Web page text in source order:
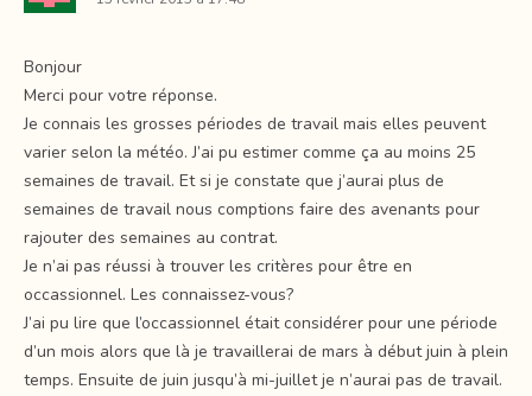
Bonjour
Merci pour votre réponse.
Je connais les grosses périodes de travail mais elles peuvent
varier selon la météo. J’ai pu estimer comme ça au moins 25
semaines de travail. Et si je constate que j’aurai plus de
semaines de travail nous comptions faire des avenants pour
rajouter des semaines au contrat.
Je n’ai pas réussi à trouver les critères pour être en
occassionnel. Les connaissez-vous?
J’ai pu lire que l’occassionnel était considérer pour une période
d’un mois alors que là je travaillerai de mars à début juin à plein
temps. Ensuite de juin jusqu’à mi-juillet je n’aurai pas de travail.